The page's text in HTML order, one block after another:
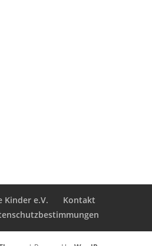
Kinder e.V.
Kontakt